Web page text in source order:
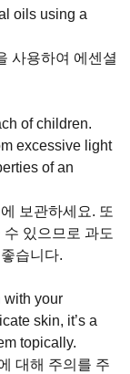
oils using a
사용하여 에센셜
of children.
excessive light
of an
보관하세요. 또
있으므로 과도
습니다.
with your
skin, it’s a
topically.
대해 주의를 주